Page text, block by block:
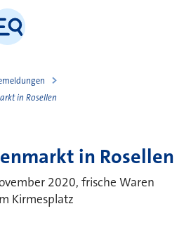
in Rosellen
in Rosellen
2020, frische Waren
Kirmesplatz